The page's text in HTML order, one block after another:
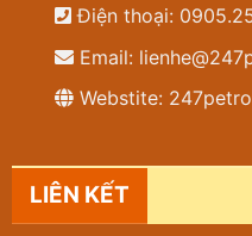
Điện thoại:
Email:
Webstite:
LIÊN KẾT